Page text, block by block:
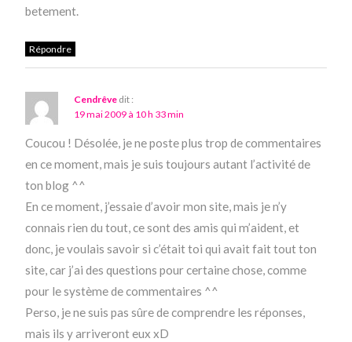
betement.
Répondre
Cendrêve dit :
19 mai 2009 à 10 h 33 min
Coucou ! Désolée, je ne poste plus trop de commentaires
en ce moment, mais je suis toujours autant l’activité de
ton blog ^^
En ce moment, j’essaie d’avoir mon site, mais je n’y
connais rien du tout, ce sont des amis qui m’aident, et
donc, je voulais savoir si c’était toi qui avait fait tout ton
site, car j’ai des questions pour certaine chose, comme
pour le système de commentaires ^^
Perso, je ne suis pas sûre de comprendre les réponses,
mais ils y arriveront eux xD